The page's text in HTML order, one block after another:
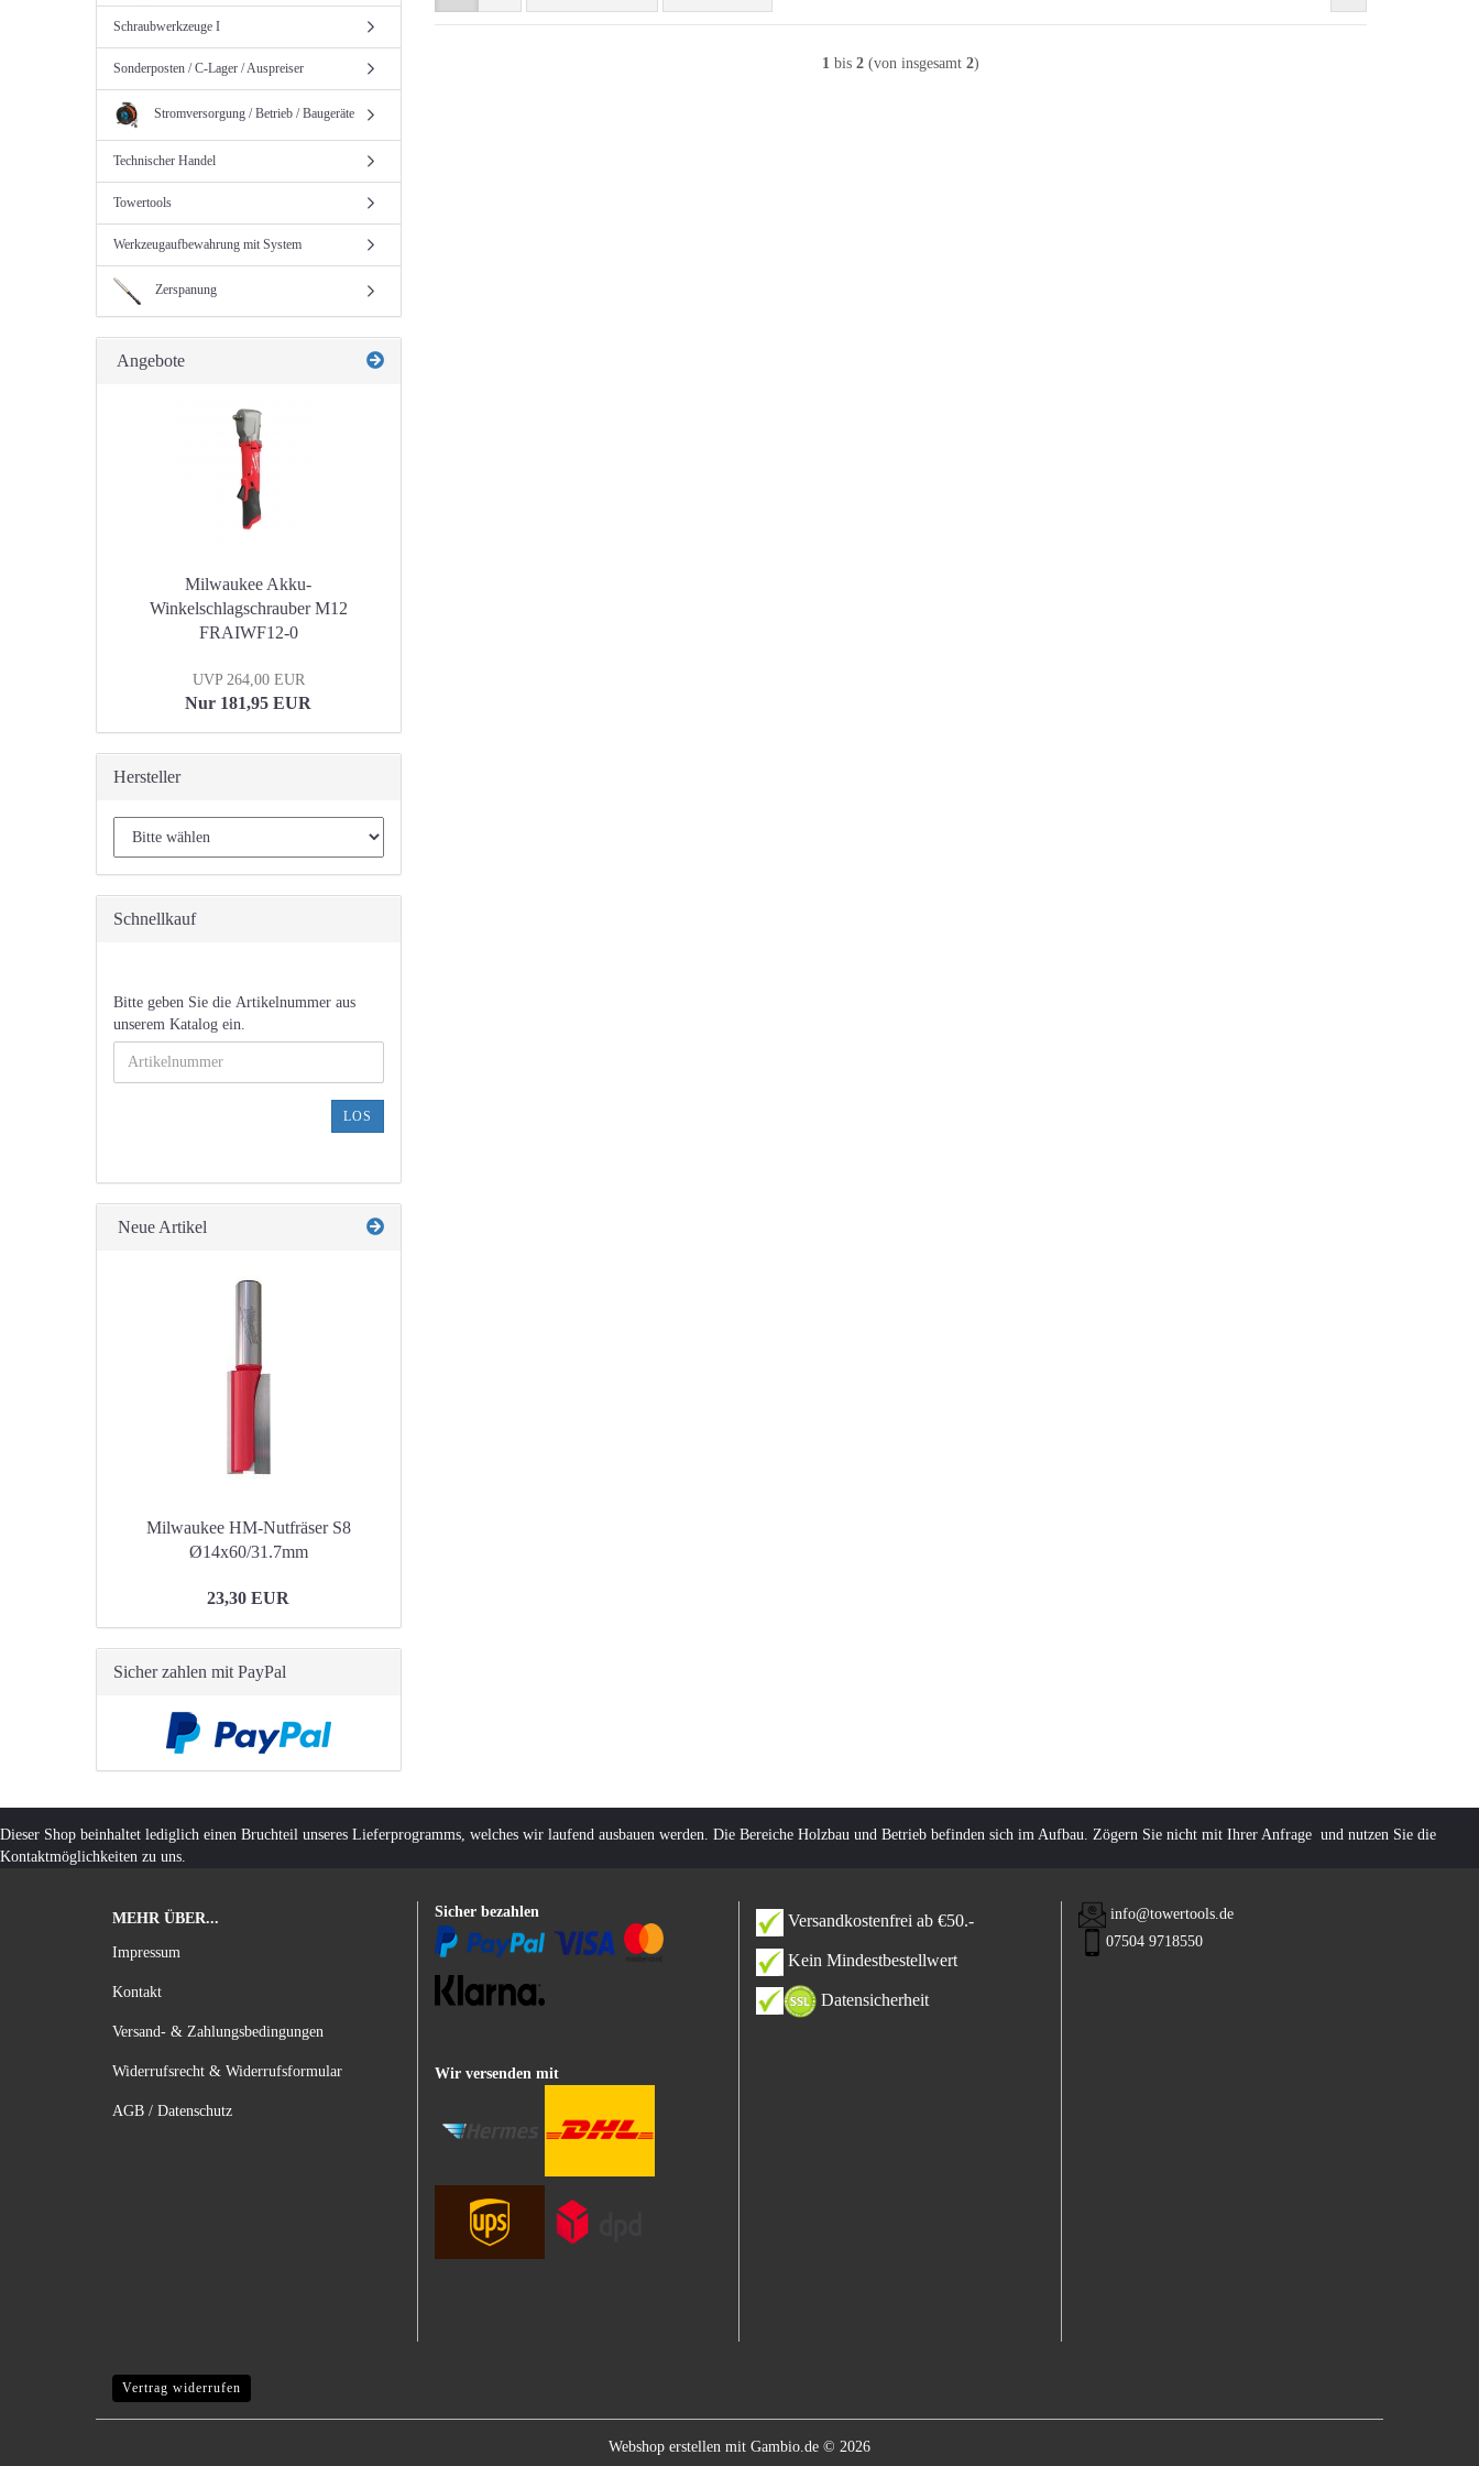
Stichsägen
1bis 2(von insgesamt 2)
Schraubwerkzeuge I
Sonderposten / C-Lager / Auspreiser
Stromversorgung / Betrieb / Baugeräte
Technischer Handel
Towertools
Werkzeugaufbewahrung mit System
Zerspanung
Angebote
Milwaukee Akku-
Winkelschlagschrauber M12
FRAIWF12-0
UVP 264,00 EUR
Nur 181,95 EUR
Hersteller
Schnellkauf
BITTE
GEBEN
SIE
DIE
ARTIKELNUMMER
Bitte geben Sie die Artikelnummer aus
unserem Katalog ein.
LOS
Neue Artikel
Milwaukee HM-Nutfräser S8
Ø14x60/31.7mm
23,30 EUR
Sicher zahlen mit PayPal
Dieser Shop beinhaltet lediglich einen Bruchteil unseres Lieferprogramms, welches wir laufend ausbauen werden. Die Bereiche Holzbau und Betrieb befinden sich im Aufbau. Zögern Sie nicht mit Ihrer Anfrage und nutzen Sie die
Kontaktmöglichkeiten zu uns.
MEHR ÜBER...
Impressum
Kontakt
Versand- & Zahlungsbedingungen
Widerrufsrecht & Widerrufsformular
AGB / Datenschutz
Sicher bezahlen
Wir versenden mit
Versandkostenfrei ab €50.-
Kein Mindestbestellwert
Datensicherheit
info@towertools.de
07504 9718550
Vertrag widerrufen
Webshop erstellen mit Gambio.de © 2026